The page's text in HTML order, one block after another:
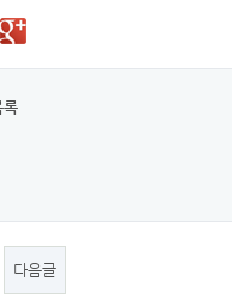
록
다음글